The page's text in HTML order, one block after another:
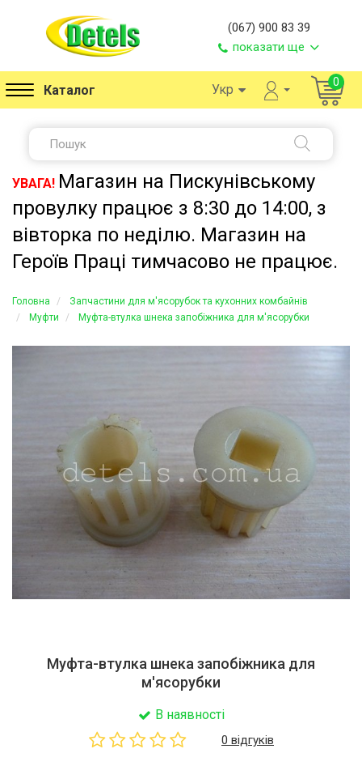
(067) 900 83 39
показати ще
Каталог Укр 0
УВАГА! Магазин на Пискунівському
провулку працює з 8:30 до 14:00, з
вівторка по неділю. Магазин на
Героїв Праці тимчасово не працює.
Головна
Запчастини для м'ясорубок та кухонних комбайнів
Муфти
Муфта-втулка шнека запобіжника для м'ясорубки
Муфта-втулка шнека запобіжника для
м'ясорубки
В наявності
0 відгуків